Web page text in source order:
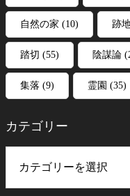
自然の家 (10) 跡
踏切 (55) 陰謀論
集落 (9) 霊園 (35)
カテゴリー